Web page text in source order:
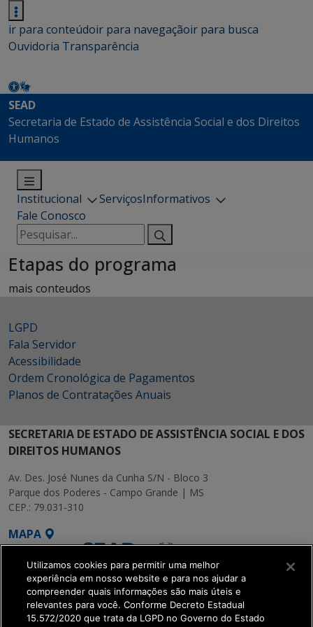
ir para conteúdoir para navegaçãoir para busca
Ouvidoria Transparência
SEAD
Secretaria de Estado de Assistência Social e dos Direitos
Humanos
Institucional ServiçosInformativos
Fale Conosco
Pesquisar
por:
Etapas do programa
mais conteudos
LGPD
Fala Servidor
Acessibilidade
Ordem Cronológica de Pagamentos
Planos de Contratações Anuais
SECRETARIA DE ESTADO DE ASSISTÊNCIA SOCIAL E DOS
DIREITOS HUMANOS
Av. Des. José Nunes da Cunha S/N - Bloco 3
Parque dos Poderes - Campo Grande | MS
CEP.: 79.031-310
MAPA
SETDIG | Secretaria-
Utilizamos cookies para permitir uma melhor
experiência em nosso website e para nos ajudar a
compreender quais informações são mais úteis e
relevantes para você. Conforme Decreto Estadual
15.572/2020 que trata da LGPD no Governo do Estado